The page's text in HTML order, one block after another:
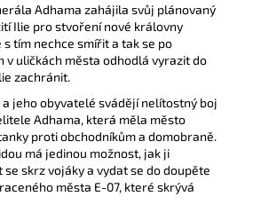
Adhama zahájila svůj plánovaný
Ilie pro stvoření nové královny
s tím nechce smířit a tak se po
v uličkách města odhodlá vyrazit do
zachránit.
jeho obyvatelé svádějí nelítostný boj
Adhama, která měla město
proti obchodníkům a domobraně.
má jedinou možnost, jak ji
skrz vojáky a vydat se do doupěte
města E-07, které skrývá